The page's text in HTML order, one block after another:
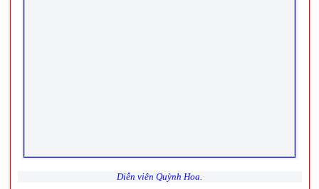
Diễn viên Quỳnh Hoa.